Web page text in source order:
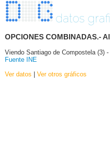
datos
OPCIONES COMBINADAS.-
Viendo Santiago de Compostela (3) -
Fuente INE
Ver datos | Ver otros gráficos